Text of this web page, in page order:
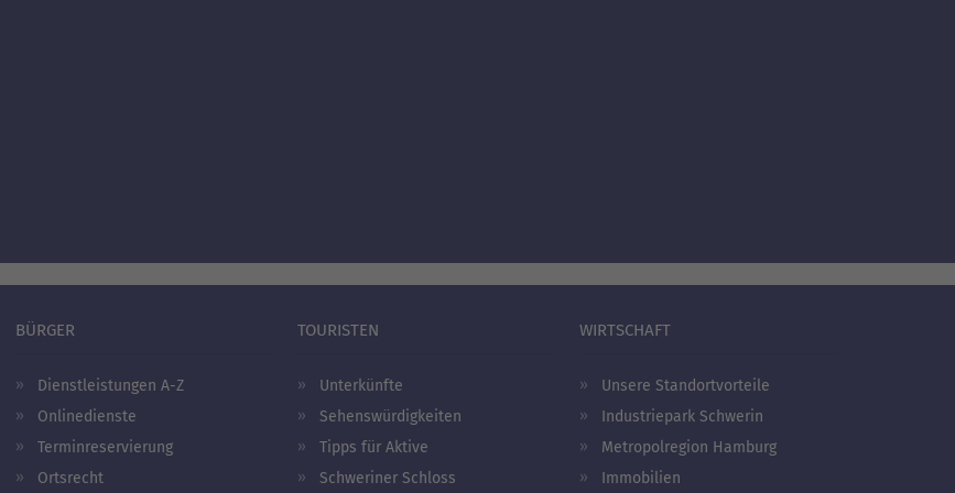
BÜRGER
Dienstleistungen A-Z
Onlinedienste
Terminreservierung
Ortsrecht
TOURISTEN
Unterkünfte
Sehenswürdigkeiten
Tipps für Aktive
Schweriner Schloss
WIRTSCHAFT
Unsere Standortvorteile
Industriepark Schwerin
Metropolregion Hamburg
Immobilien